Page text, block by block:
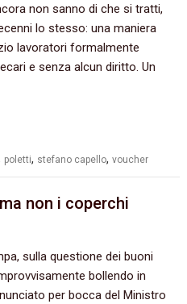
non sanno di che si tratti,
lo stesso: una maniera
lavoratori formalmente
e senza alcun diritto. Un
poletti, stefano capello,voucher
non i coperchi
‬sulla questione dei buoni
bollendo in
per bocca del Ministro